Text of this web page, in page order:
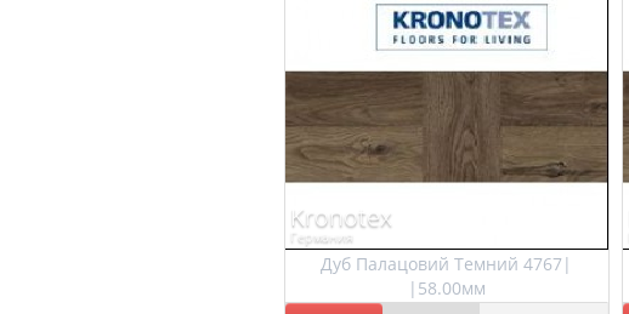
Дуб Палацовий Темний 4767|
|58.00мм
Kronotex
Германия